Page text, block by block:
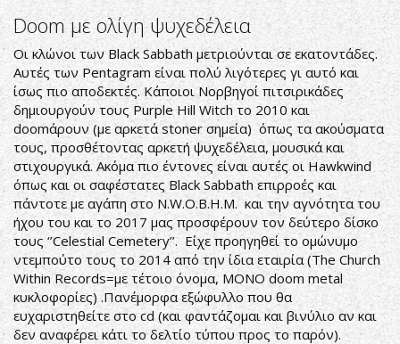
Doom με ολίγη ψυχεδέλεια
Οι κλώνοι των Black Sabbath μετριούνται σε εκατοντάδες.
Αυτές των Pentagram είναι πολύ λιγότερες γι αυτό και
ίσως πιο αποδεκτές. Κάποιοι Νορβηγοί πιτσιρικάδες
δημιουργούν τους Purple Hill Witch το 2010 και
doomάρουν (με αρκετά stoner σημεία) όπως τα ακούσματα
τους, προσθέτοντας αρκετή ψυχεδέλεια, μουσικά και
στιχουργικά. Ακόμα πιο έντονες είναι αυτές οι Hawkwind
όπως και οι σαφέστατες Black Sabbath επιρροές και
πάντοτε με αγάπη στο N.W.O.B.H.M. και την αγνότητα του
ήχου του και το 2017 μας προσφέρουν τον δεύτερο δίσκο
τους ‘’Celestial Cemetery’’. Είχε προηγηθεί το ομώνυμο
ντεμπούτο τους το 2014 από την ίδια εταιρία (The Church
Within Records=με τέτοιο όνομα, ΜΟΝΟ doom metal
κυκλοφορίες) .Πανέμορφα εξώφυλλο που θα
ευχαριστηθείτε στο cd (και φαντάζομαι και βινύλιο αν και
δεν αναφέρει κάτι το δελτίο τύπου προς το παρόν).